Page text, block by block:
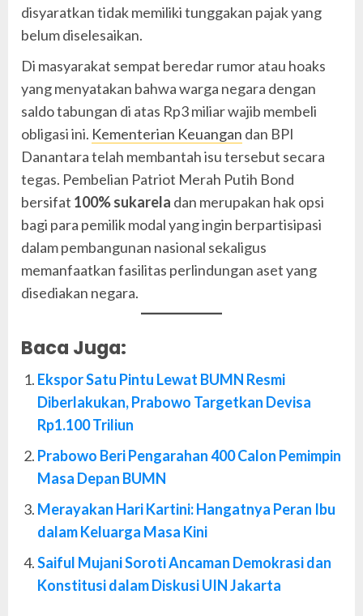
disyaratkan tidak memiliki tunggakan pajak yang
belum diselesaikan.
Di masyarakat sempat beredar rumor atau hoaks
yang menyatakan bahwa warga negara dengan
saldo tabungan di atas Rp3 miliar wajib membeli
obligasi ini. Kementerian Keuangan dan BPI
Danantara telah membantah isu tersebut secara
tegas. Pembelian Patriot Merah Putih Bond
bersifat 100% sukarela dan merupakan hak opsi
bagi para pemilik modal yang ingin berpartisipasi
dalam pembangunan nasional sekaligus
memanfaatkan fasilitas perlindungan aset yang
disediakan negara.
Baca Juga:
Ekspor Satu Pintu Lewat BUMN Resmi
Diberlakukan, Prabowo Targetkan Devisa
Rp1.100 Triliun
Prabowo Beri Pengarahan 400 Calon Pemimpin
Masa Depan BUMN
Merayakan Hari Kartini: Hangatnya Peran Ibu
dalam Keluarga Masa Kini
Saiful Mujani Soroti Ancaman Demokrasi dan
Konstitusi dalam Diskusi UIN Jakarta